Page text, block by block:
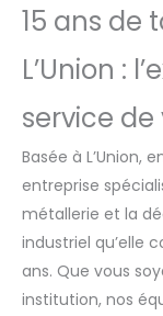
15 ans de
L’Union :
service de
Basée à L’Union,
entreprise
métallerie et la
industriel qu’elle
ans. Que vous
institution, nos